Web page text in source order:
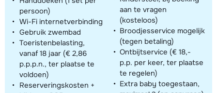
persoon)
Wi-Fi internetverbinding
Gebruik zwembad
Toeristenbelasting,
vanaf 18 jaar (€ 2,86
p.p.p.n., ter plaatse te
voldoen)
Reserveringskosten +
aan te vragen
(kosteloos)
Broodjesservice mogelijk
(tegen betaling)
Ontbijtservice (€ 18,-
p.p. per keer, ter plaatse
te regelen)
Extra baby toegestaan,